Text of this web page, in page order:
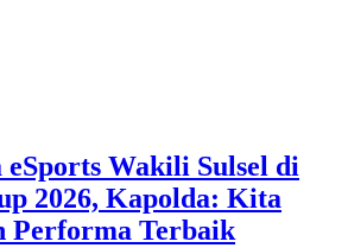
Wakili Sulsel di
2026, Kapolda: Kita
Performa Terbaik